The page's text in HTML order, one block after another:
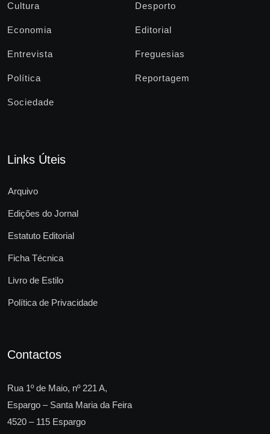
Cultura Desporto
Economia Editorial
Entrevista Freguesias
Política Reportagem
Sociedade
Links Úteis
Arquivo
Edições do Jornal
Estatuto Editorial
Ficha Técnica
Livro de Estilo
Política de Privacidade
Contactos
Rua 1º de Maio, nº 221 A,
Espargo – Santa Maria da Feira
4520 – 115 Espargo